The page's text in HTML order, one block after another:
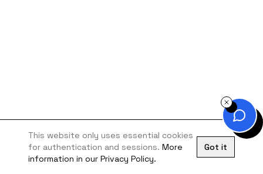
This website only uses essential cookies
for authentication and sessions. More
information in our Privacy Policy.
Got it